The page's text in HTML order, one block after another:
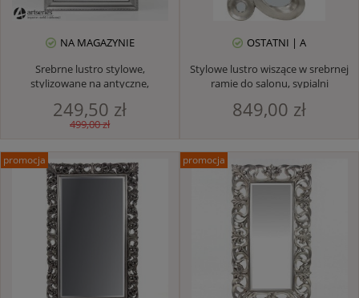
NA MAGAZYNIE
Srebrne lustro stylowe,
stylizowane na antyczne,
249,50 zł
499,00 zł
OSTATNI | A
Stylowe lustro wiszące w srebrnej
ramie do salonu, sypialni
849,00 zł
promocja promocja